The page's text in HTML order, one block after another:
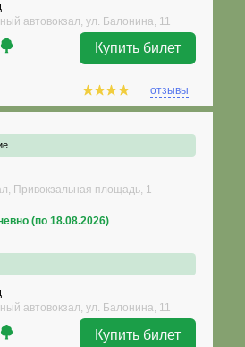
автовокзал, ул. Балонина, 11
Купить билет
отзывы
Привокзальная площадь, 1
(по 18.08.2026)
автовокзал, ул. Балонина, 11
Купить билет